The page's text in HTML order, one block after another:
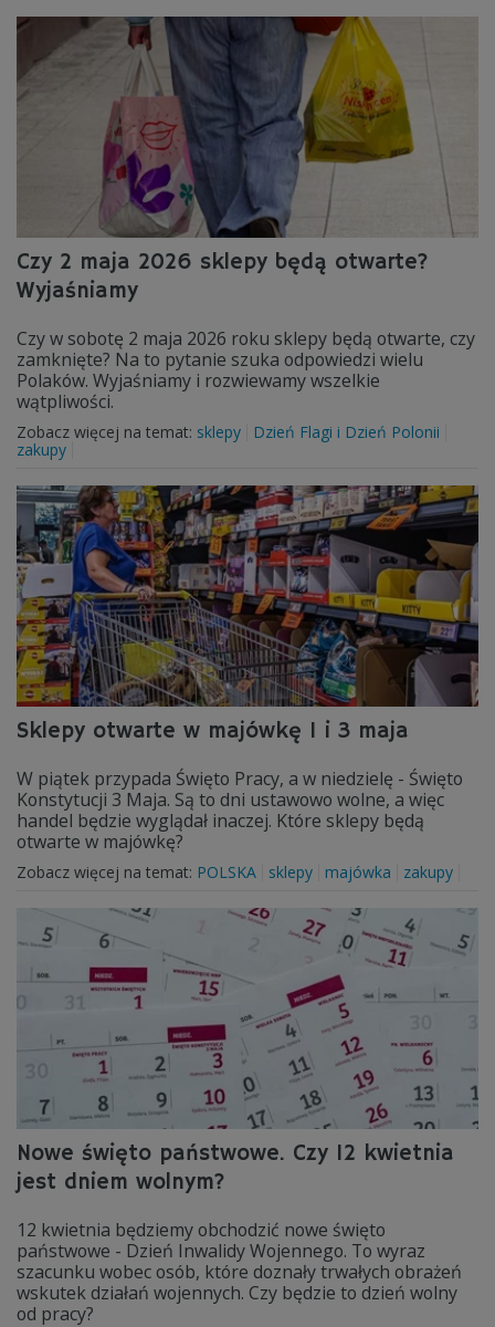
Czy 2 maja 2026 sklepy będą otwarte?
Wyjaśniamy
Czy w sobotę 2 maja 2026 roku sklepy będą otwarte, czy
zamknięte? Na to pytanie szuka odpowiedzi wielu
Polaków. Wyjaśniamy i rozwiewamy wszelkie
wątpliwości.
Zobacz więcej na temat: sklepy
Dzień Flagi i Dzień Polonii
zakupy
Sklepy otwarte w majówkę 1 i 3 maja
W piątek przypada Święto Pracy, a w niedzielę - Święto
Konstytucji 3 Maja. Są to dni ustawowo wolne, a więc
handel będzie wyglądał inaczej. Które sklepy będą
otwarte w majówkę?
Zobacz więcej na temat: POLSKA sklepy majówka zakupy
Nowe święto państwowe. Czy 12 kwietnia
jest dniem wolnym?
12 kwietnia będziemy obchodzić nowe święto
państwowe - Dzień Inwalidy Wojennego. To wyraz
szacunku wobec osób, które doznały trwałych obrażeń
wskutek działań wojennych. Czy będzie to dzień wolny
od pracy?